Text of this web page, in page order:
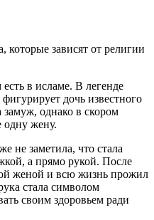
которые зависят от религии
в исламе. В легенде
дочь известного
однако в скором
жену.
не заметила, что стала
а прямо рукой. После
женой и всю жизнь прожил
стала символом
своим здоровьем ради